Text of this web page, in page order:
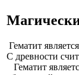
Гематит
С древности
Гематит